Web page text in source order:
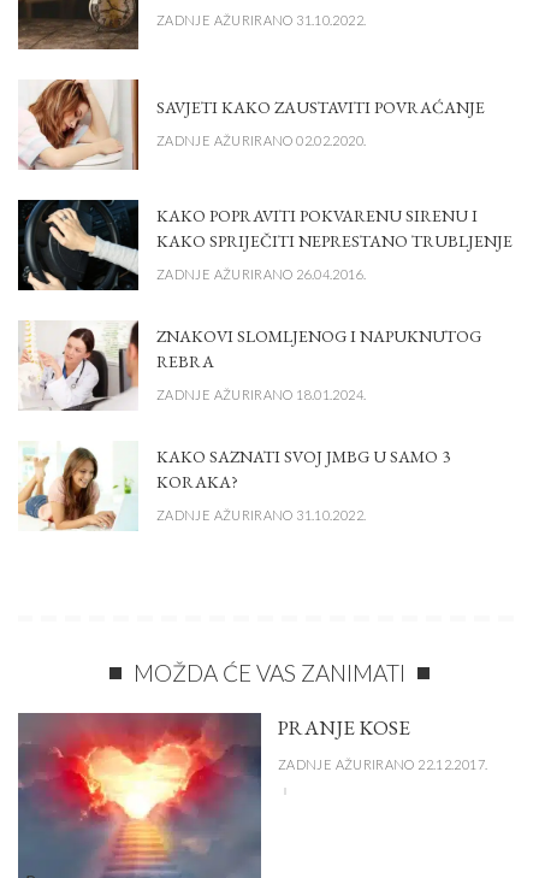
ZADNJE AŽURIRANO 31.10.2022.
SAVJETI KAKO ZAUSTAVITI POVRAĆANJE
ZADNJE AŽURIRANO 02.02.2020.
KAKO POPRAVITI POKVARENU SIRENU I
KAKO SPRIJEČITI NEPRESTANO TRUBLJENJE
ZADNJE AŽURIRANO 26.04.2016.
ZNAKOVI SLOMLJENOG I NAPUKNUTOG
REBRA
ZADNJE AŽURIRANO 18.01.2024.
KAKO SAZNATI SVOJ JMBG U SAMO 3
KORAKA?
ZADNJE AŽURIRANO 31.10.2022.
MOŽDA ĆE VAS ZANIMATI
PRANJE KOSE
ZADNJE AŽURIRANO 22.12.2017.